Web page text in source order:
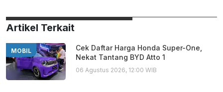
Artikel Terkait
MOBIL
Cek Daftar Harga Honda Super-One,
Nekat Tantang BYD Atto 1
06 Agustus 2026, 12:00 WIB